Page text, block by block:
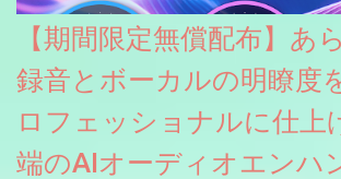
【期間限定無償配布】あ
録音とボーカルの明瞭度
ロフェッショナルに仕上
端のAIオーディオエンハ